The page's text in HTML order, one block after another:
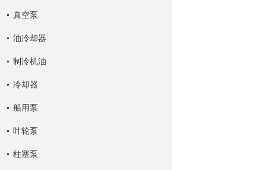
真空泵
油冷却器
制冷机油
冷却器
船用泵
叶轮泵
柱塞泵